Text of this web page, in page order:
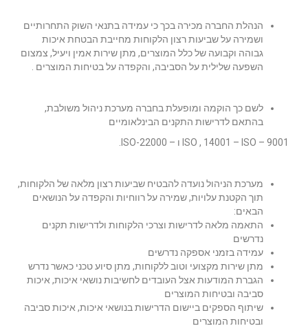
הנהלת החברה מכירה בכך כי עמידה בתנאי השוק התחרותיים
ושמירה על שביעות רצון הלקוחות מחייבת הבטחת איכות
גבוהה וקבועה של כלל המוצרים, מתן שירות אמין ויעיל, צמצום
השפעה שלילית על הסביבה, והקפדה על בטיחות המוצרים .
לשם כך הוקמה ומופעלת בחברה מערכת ניהול משולבת,
בהתאם לדרישות התקנים הבינלאומיים
מערכת הניהול נועדה להבטיח שביעות רצון מלאה של הלקוחות,
תוך הקטנת עלויות, שמירה על רווחיות והקפדה על הנושאים
הבאים:
התאמה מלאה לדרישות וצרכי הלקוחות ולדרישות תקנים
נדרשים
עמידה בזמני אספקה נדרשים
מתן שירות מקצועי וטוב ללקוחות, מתן סיוע טכני כאשר נדרש
הגברת המודעות אצל העובדים לחשיבות נושאי איכות, איכות
סביבה ובטיחות המוצרים
שיתוף הספקים ביישום הדרישות בנושאי איכות, איכות סביבה
ובטיחות המוצרים